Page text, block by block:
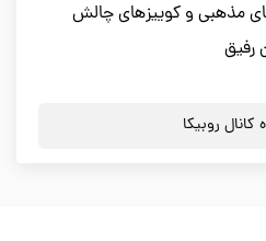
مذهبی و کوییزهای چالش
رفیق
روبیکا